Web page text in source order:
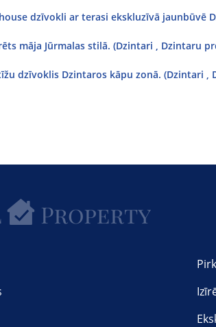
dzīvokli ar terasi ekskluzīvā jaunbūvē
māja Jūrmalas stilā. (Dzintari , Dzintaru
dzīvoklis Dzintaros kāpu zonā. (Dzintari ,